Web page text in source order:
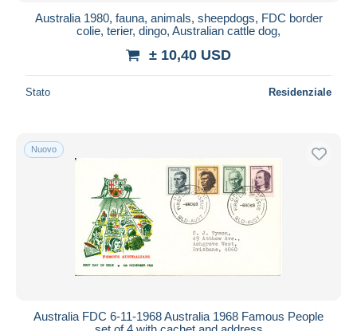
Australia 1980, fauna, animals, sheepdogs, FDC border
colie, terier, dingo, Australian cattle dog,
± 10,40 USD
Stato Residenziale
Nuovo
Australia FDC 6-11-1968 Australia 1968 Famous People